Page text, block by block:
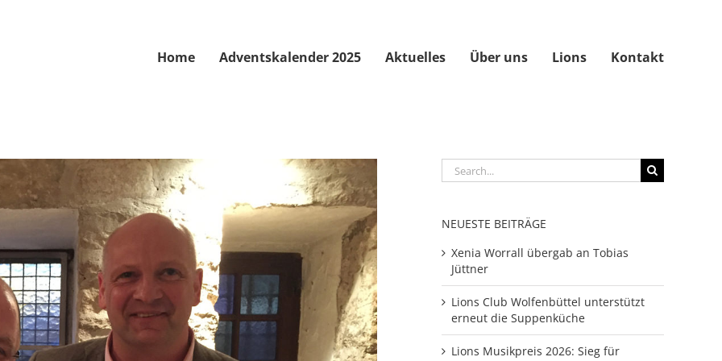
Home Adventskalender 2025 Aktuelles Über uns Lions Kontakt
Search
for:
NEUESTE BEITRÄGE
Xenia Worrall übergab an Tobias
Jüttner
Lions Club Wolfenbüttel unterstützt
erneut die Suppenküche
Lions Musikpreis 2026: Sieg für